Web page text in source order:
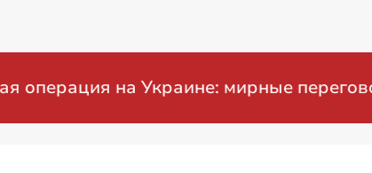
на Украине: мирные переговоры